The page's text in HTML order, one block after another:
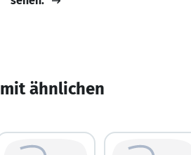
ähnlichen